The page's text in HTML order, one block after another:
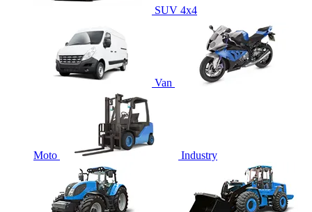
SUV 4x4
Van
Moto Industry